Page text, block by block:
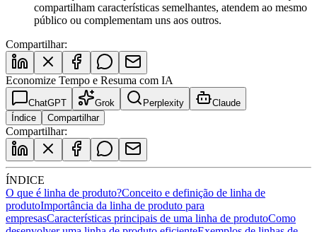
compartilham características semelhantes, atendem ao mesmo
público ou complementam uns aos outros.
Compartilhar:
Economize Tempo e Resuma com IA
ChatGPT Grok Perplexity
Claude
Índice
Compartilhar
Compartilhar:
ÍNDICE
O que é linha de produto?Conceito e definição de linha de
produtoImportância da linha de produto para
empresasCaracterísticas principais de uma linha de produtoComo